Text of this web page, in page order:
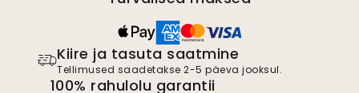
Kiire ja tasuta saatmine
Tellimused saadetakse 2-5 päeva jooksul.
100% rahulolu garantii